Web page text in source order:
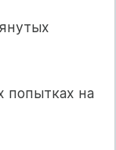
попытках на